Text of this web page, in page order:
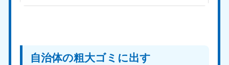
自治体の粗大ゴミに出す